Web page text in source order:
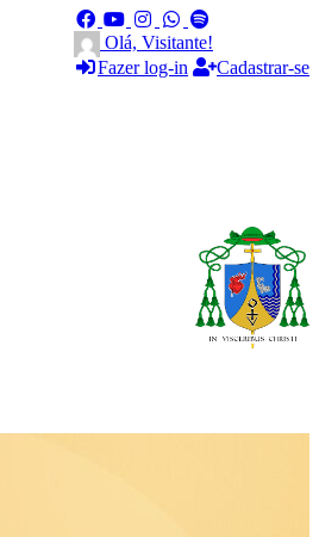
Olá, Visitante!
Fazer log-in
Cadastrar-se